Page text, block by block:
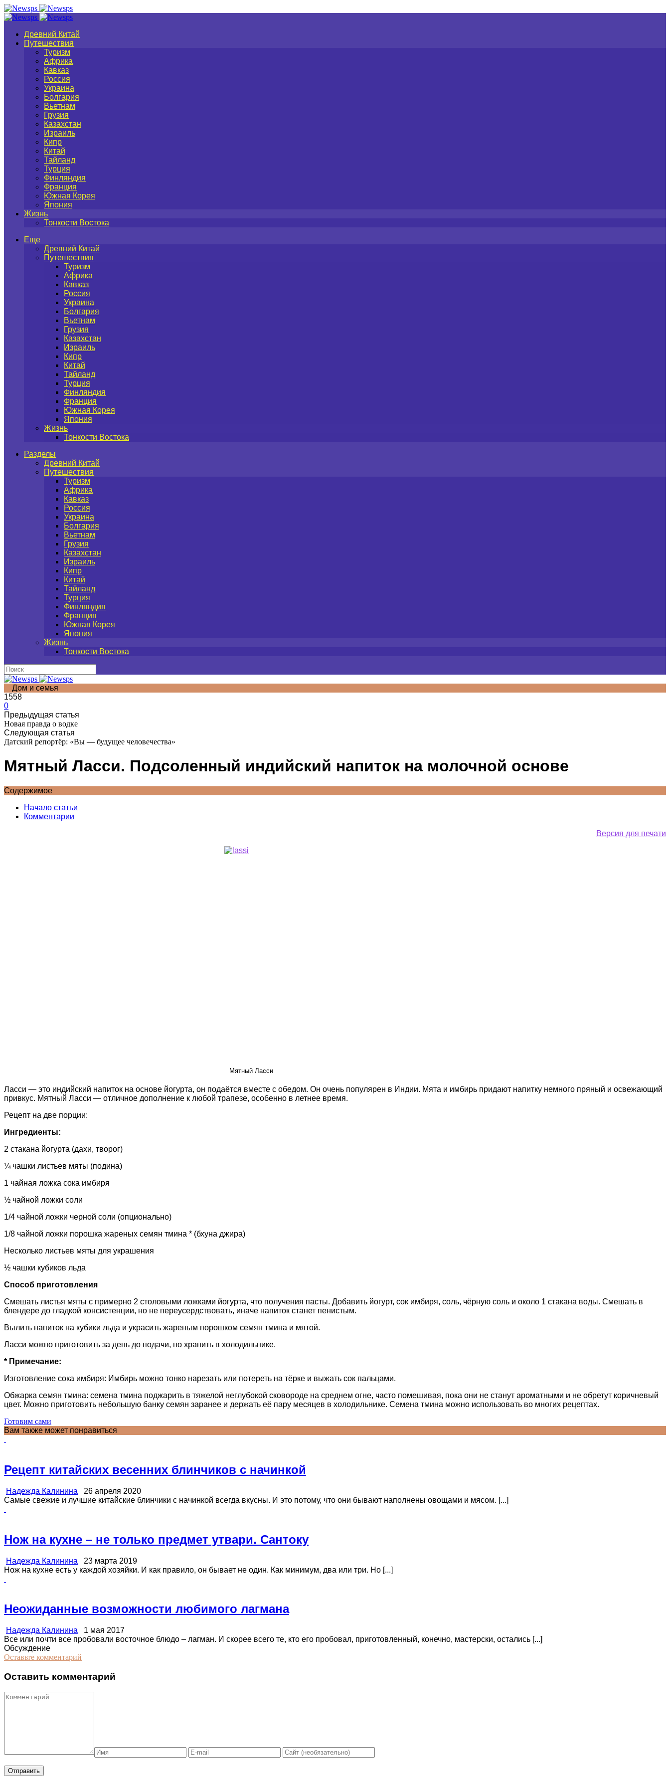
Древний Китай
Путешествия
Туризм
Африка
Кавказ
Россия
Украина
Болгария
Вьетнам
Грузия
Казахстан
Израиль
Кипр
Китай
Тайланд
Турция
Финляндия
Франция
Южная Корея
Япония
Жизнь
Тонкости Востока
Еще
Древний Китай
Путешествия
Туризм
Африка
Кавказ
Россия
Украина
Болгария
Вьетнам
Грузия
Казахстан
Израиль
Кипр
Китай
Тайланд
Турция
Финляндия
Франция
Южная Корея
Япония
Жизнь
Тонкости Востока
Разделы
Древний Китай
Путешествия
Туризм
Африка
Кавказ
Россия
Украина
Болгария
Вьетнам
Грузия
Казахстан
Израиль
Кипр
Китай
Тайланд
Турция
Финляндия
Франция
Южная Корея
Япония
Жизнь
Тонкости Востока
Дом и семья
1558
0
Предыдущая статья
Новая правда о водке
Следующая статья
Датский репортёр: «Вы — будущее человечества»
Мятный Ласси. Подсоленный индийский напиток на молочной основе
Содержимое
Начало статьи
Комментарии
Версия для печати
Мятный Ласси
Ласси — это индийский напиток на основе йогурта, он подаётся вместе с обедом. Он очень популярен в Индии. Мята и имбирь придают напитку немного пряный и освежающий
привкус. Мятный Ласси — отличное дополнение к любой трапезе, особенно в летнее время.
Рецепт на две порции:
Ингредиенты:
2 стакана йогурта (дахи, творог)
¼ чашки листьев мяты (подина)
1 чайная ложка сока имбиря
½ чайной ложки соли
1/4 чайной ложки черной соли (опционально)
1/8 чайной ложки порошка жареных семян тмина * (бхуна джира)
Несколько листьев мяты для украшения
½ чашки кубиков льда
Способ приготовления
Смешать листья мяты с примерно 2 столовыми ложками йогурта, что получения пасты. Добавить йогурт, сок имбиря, соль, чёрную соль и около 1 стакана воды. Смешать в
блендере до гладкой консистенции, но не переусердствовать, иначе напиток станет пенистым.
Вылить напиток на кубики льда и украсить жареным порошком семян тмина и мятой.
Ласси можно приготовить за день до подачи, но хранить в холодильнике.
* Примечание:
Изготовление сока имбиря: Имбирь можно тонко нарезать или потереть на тёрке и выжать сок пальцами.
Обжарка семян тмина: семена тмина поджарить в тяжелой неглубокой сковороде на среднем огне, часто помешивая, пока они не станут ароматными и не обретут коричневый
цвет. Можно приготовить небольшую банку семян заранее и держать её пару месяцев в холодильнике. Семена тмина можно использовать во многих рецептах.
Готовим сами
Вам также может понравиться
Рецепт китайских весенних блинчиков с начинкой
Надежда Калинина 26 апреля 2020
Самые свежие и лучшие китайские блинчики с начинкой всегда вкусны. И это потому, что они бывают наполнены овощами и мясом. [...]
Нож на кухне – не только предмет утвари. Сантоку
Надежда Калинина 23 марта 2019
Нож на кухне есть у каждой хозяйки. И как правило, он бывает не один. Как минимум, два или три. Но [...]
Неожиданные возможности любимого лагмана
Надежда Калинина 1 мая 2017
Все или почти все пробовали восточное блюдо – лагман. И скорее всего те, кто его пробовал, приготовленный, конечно, мастерски, остались [...]
Обсуждение
Оставьте комментарий
Оставить комментарий